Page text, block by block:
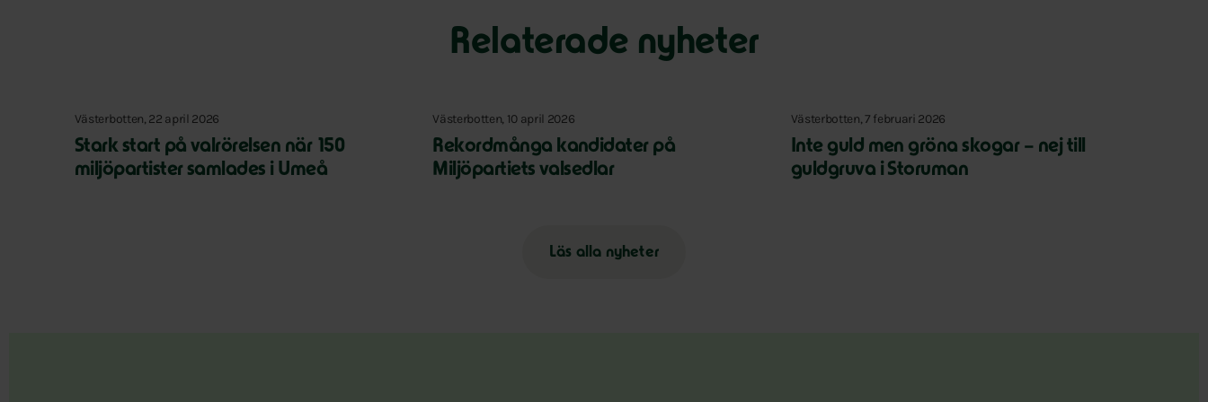
Relaterade nyheter
Västerbotten, 22 april 2026
Stark start på valrörelsen när 150
miljöpartister samlades i Umeå
Västerbotten, 10 april 2026
Rekordmånga kandidater på
Miljöpartiets valsedlar
Västerbotten, 7 februari 2026
Inte guld men gröna skogar – nej till
guldgruva i Storuman
Läs alla nyheter